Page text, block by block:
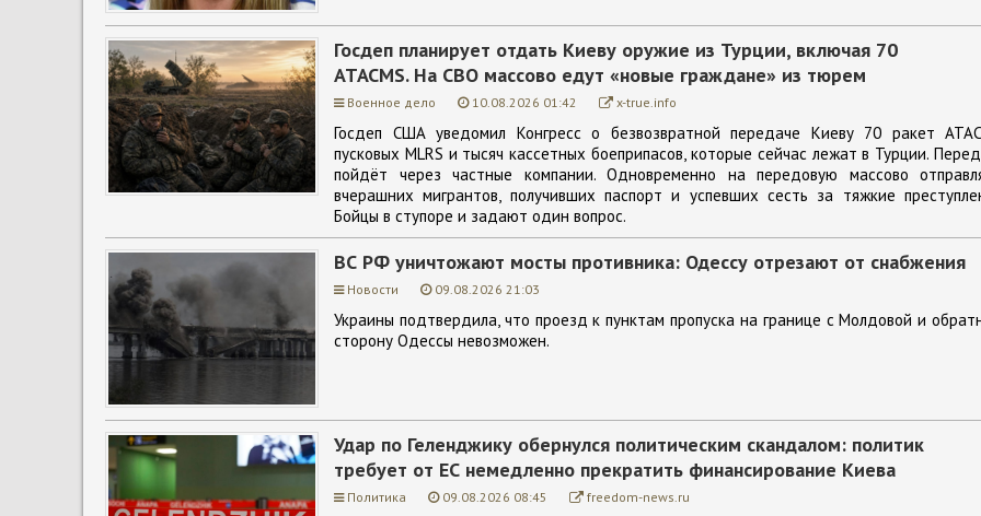
Госдеп планирует отдать Киеву оружие из Турции, включая 70
ATACMS. На СВО массово едут «новые граждане» из тюрем
Военное дело 10.08.2026 01:42 x-true.info
Госдеп США уведомил Конгресс о безвозвратной передаче Киеву 70 ракет
пусковых MLRS и тысяч кассетных боеприпасов, которые сейчас лежат в Турции.
пойдёт через частные компании. Одновременно на передовую массово
вчерашних мигрантов, получивших паспорт и успевших сесть за тяжкие
Бойцы в ступоре и задают один вопрос.
ВС РФ уничтожают мосты противника: Одессу отрезают от снабжения
Новости 09.08.2026 21:03
Украины подтвердила, что проезд к пунктам пропуска на границе с Молдовой и
сторону Одессы невозможен.
Удар по Геленджику обернулся политическим скандалом: политик
требует от ЕС немедленно прекратить финансирование Киева
Политика 09.08.2026 08:45 freedom-news.ru